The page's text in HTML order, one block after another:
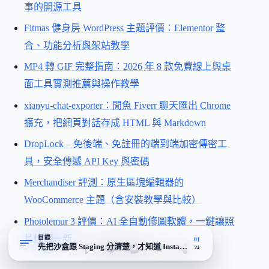
事的開源工具
Fitmas 健身房 WordPress 主題評價：Elementor 整
合、功能分析與架站教學
MP4 轉 GIF 完整指南：2026 年 8 款免費線上與桌
面工具實測推薦與操作教學
xianyu-chat-exporter：閒魚 Fiverr 聊天匯出 Chrome
擴充，把網頁對話存成 HTML 與 Markdown
DropLock – 免後端、免註冊的端到端加密傳密工
具，安全傳遞 API Key 與密碼
Merchandiser 評測：原生區塊編輯器的
WooCommerce 主題（含安裝教學與比較）
Photolemur 3 評價：AI 全自動修圖軟體，一鍵讓照
片煥然一新
目錄
先把沙盒跟 Staging 分清楚，才知道 InstaWP 站在哪個位置
01
24